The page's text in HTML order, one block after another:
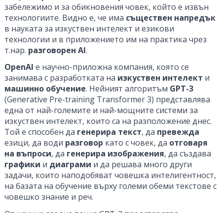
забележимо и за обикновения човек, който е извън
технологиите. Видно е, че има съществен напредък
в науката за изкуствен интелект и езикови
технологии и в приложението им на практика чрез
т.нар. разговорен AI.
OpenAI е научно-приложна компания, която се
занимава с разработката на изкуствен интелект и
машинно обучение. Нейният алгоритъм GPT-3
(Generative Pre-training Transformer 3) представлява
една от най-големите и най-мощните системи за
изкуствен интелект, които са на разположение днес.
Той е способен да генерира текст, да превежда
езици, да води разговор като с човек, да отговаря
на въпроси, да генерира изображения, да създава
графики и диаграми и да решава много други
задачи, които наподобяват човешка интелигентност,
на базата на обучение върху големи обеми текстове с
човешко знание и реч.